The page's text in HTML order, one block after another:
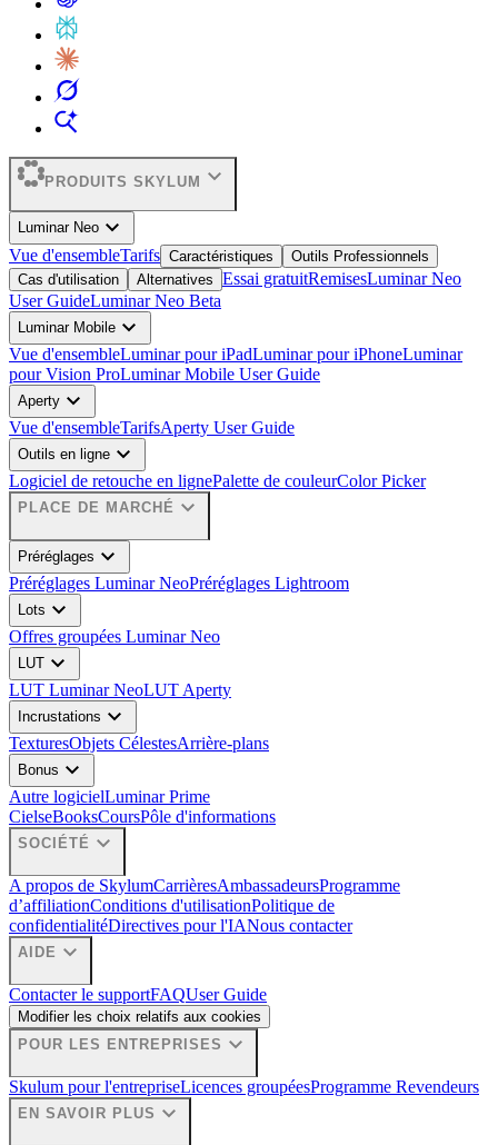
PRODUITS SKYLUM expand_more
Luminar Neo expand_more
Vue d'ensembleTarifs Caractéristiques
Outils Professionnels
Cas d'utilisation
Alternatives Essai gratuitRemisesLuminar Neo
User GuideLuminar Neo Beta
Luminar Mobile expand_more
Vue d'ensembleLuminar pour iPadLuminar pour iPhoneLuminar
pour Vision ProLuminar Mobile User Guide
Aperty expand_more
Vue d'ensembleTarifsAperty User Guide
Outils en ligne expand_more
Logiciel de retouche en lignePalette de couleurColor Picker
PLACE DE MARCHÉ expand_more
Préréglages expand_more
Préréglages Luminar NeoPréréglages Lightroom
Lots expand_more
Offres groupées Luminar Neo
LUT expand_more
LUT Luminar NeoLUT Aperty
Incrustations expand_more
TexturesObjets CélestesArrière-plans
Bonus expand_more
Autre logicielLuminar Prime
CielseBooksCoursPôle d'informations
SOCIÉTÉ expand_more
A propos de SkylumCarrièresAmbassadeursProgramme
d’affiliationConditions d'utilisationPolitique de
confidentialitéDirectives pour l'IANous contacter
AIDE expand_more
Contacter le supportFAQUser Guide
Modifier les choix relatifs aux cookies
POUR LES ENTREPRISES expand_more
Skulum pour l'entrepriseLicences groupéesProgramme Revendeurs
EN SAVOIR PLUS expand_more